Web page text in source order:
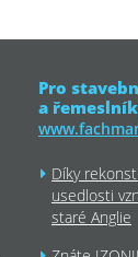
Pro
a
Díky
usedlosti
staré Anglie